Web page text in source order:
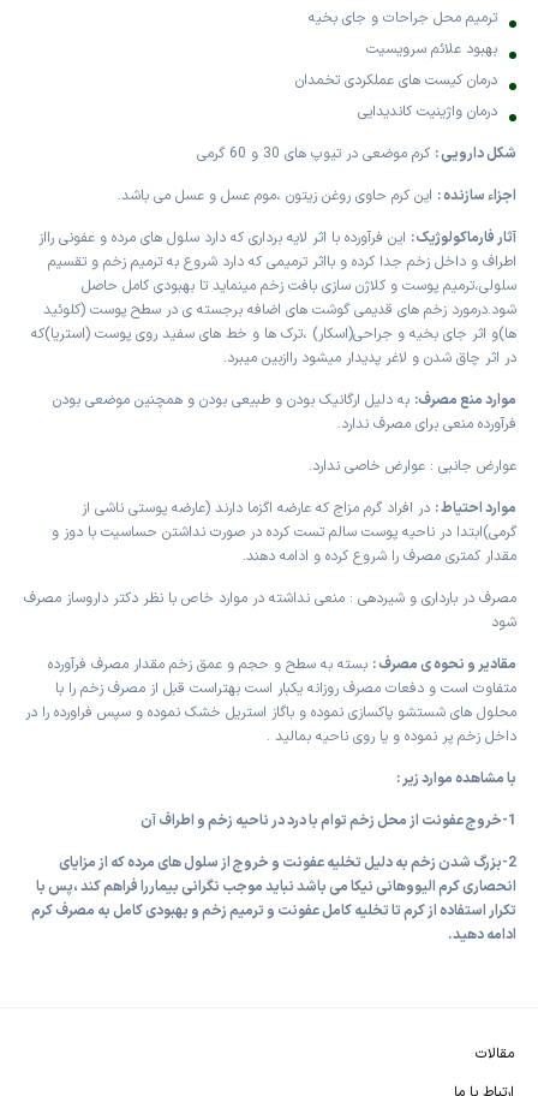
ترمیم محل جراحات و جای بخیه
بهبود علائم سرویسیت
درمان کیست های عملکردی تخمدان
درمان واژینیت کاندیدایی
شکل دارویی : کرم موضعی در تیوپ های 30 و 60 گرمی
اجزاء سازنده : این کرم حاوی روغن زیتون ،موم عسل و عسل می باشد.
آثار فارماکولوژیک : این فرآورده با اثر لایه برداری که دارد سلول های مرده و عفونی رااز
اطراف و داخل زخم جدا کرده و بااثر ترمیمی که دارد شروع به ترمیم زخم و تقسیم
سلولی،ترمیم پوست و کلاژن سازی بافت زخم مینماید تا بهبودی کامل حاصل
شود.درمورد زخم های قدیمی گوشت های اضافه برجسته ی در سطح پوست (کلوئید
ها)و اثر جای بخیه و جراحی(اسکار) ،ترک ها و خط های سفید روی پوست (استریا)که
در اثر چاق شدن و لاغر پدیدار میشود راازبین میبرد.
موارد منع مصرف: به دلیل ارگانیک بودن و طبیعی بودن و همچنین موضعی بودن
فرآورده منعی برای مصرف ندارد.
عوارض جانبی : عوارض خاصی ندارد.
موارد احتیاط : در افراد گرم مزاج که عارضه اگزما دارند (عارضه پوستی ناشی از
گرمی)ابتدا در ناحیه پوست سالم تست کرده در صورت نداشتن حساسیت با دوز و
مقدار کمتری مصرف را شروع کرده و ادامه دهند.
مصرف در بارداری و شیردهی : منعی نداشته در موارد خاص با نظر دکتر داروساز مصرف
شود
مقادیر و نحوه ی مصرف : بسته به سطح و حجم و عمق زخم مقدار مصرف فرآورده
متفاوت است و دفعات مصرف روزانه یکبار است بهتراست قبل از مصرف زخم را با
محلول های شستشو پاکسازی نموده و باگاز استریل خشک نموده و سپس فراورده را در
داخل زخم پر نموده و یا روی ناحیه بمالید .
با مشاهده موارد زیر :
1-خروج عفونت از محل زخم توام با درد در ناحیه زخم و اطراف آن
2-بزرگ شدن زخم به دلیل تخلیه عفونت و خروج از سلول های مرده که از مزایای
انحصاری کرم الیووهانی نیکا می باشد نباید موجب نگرانی بیماررا فراهم کند ،پس با
تکرار استفاده از کرم تا تخلیه کامل عفونت و ترمیم زخم و بهبودی کامل به مصرف کرم
ادامه دهید.
مقالات